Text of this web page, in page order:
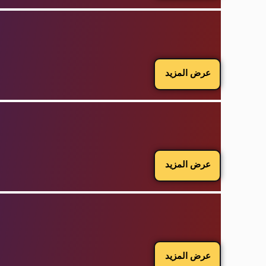
عرض المزيد
عرض المزيد
عرض المزيد